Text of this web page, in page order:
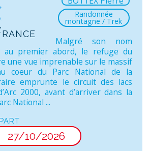
Randonnée
montagne / Trek
Malgré son nom
au premier abord, le refuge du
une vue imprenable sur le massif
coeur du Parc National de la
emprunte le circuit des lacs
2000, avant d’arriver dans la
National ...
27/10/2026